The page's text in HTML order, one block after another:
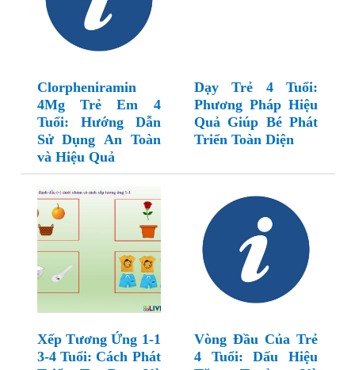
Clorpheniramin
4Mg Trẻ Em 4
Tuổi: Hướng Dẫn
Sử Dụng An Toàn
và Hiệu Quả
Dạy Trẻ 4 Tuổi:
Phương Pháp Hiệu
Quả Giúp Bé Phát
Triển Toàn Diện
Xếp Tương Ứng 1-1
3-4 Tuổi: Cách Phát
Vòng Đầu Của Trẻ
4 Tuổi: Dấu Hiệu